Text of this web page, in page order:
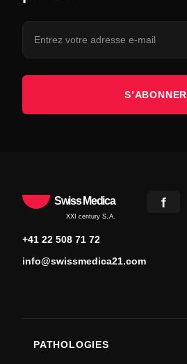
S’ABONNER
Swiss Medica
XXI century S.A.
+41 22 508 71 72
info@swissmedica21.com
PATHOLOGIES